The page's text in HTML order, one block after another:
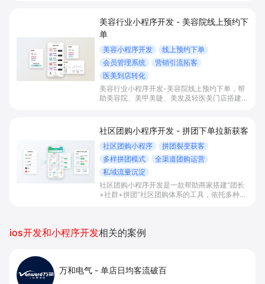
提升到店与下单转化。
美容行业小程序开发 - 美容院线上预约下
单
美容小程序开发
线上预约下单
会员管理系统
营销引流拓客
医美到店转化
美容行业小程序开发-美容院线上预约下单，帮
助美容院、美甲美睫、美发及轻医美门店搭建线
引流拓客、提升到店转化和复购。
社区团购小程序开发 - 拼团下单拉新获客
社区团购小程序
拼团裂变获客
多样拼团模式
全渠道团购运营
私域流量沉淀
社区团购小程序开发是一款帮助商家搭建“团长
+社群+拼团”社区团购体系的工具，依托多种拼
ios开发和小程序开发相关的案例
万和电气 - 单店日均客流破百